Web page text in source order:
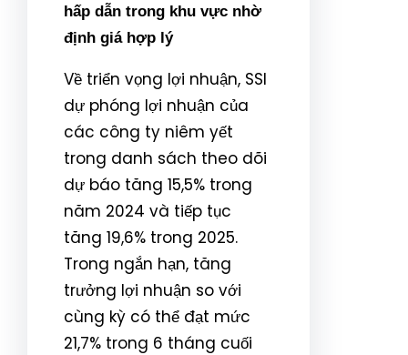
hấp dẫn trong khu vực nhờ
định giá hợp lý
Về triển vọng lợi nhuận, SSI
dự phóng lợi nhuận của
các công ty niêm yết
trong danh sách theo dõi
dự báo tăng 15,5% trong
năm 2024 và tiếp tục
tăng 19,6% trong 2025.
Trong ngắn hạn, tăng
trưởng lợi nhuận so với
cùng kỳ có thể đạt mức
21,7% trong 6 tháng cuối